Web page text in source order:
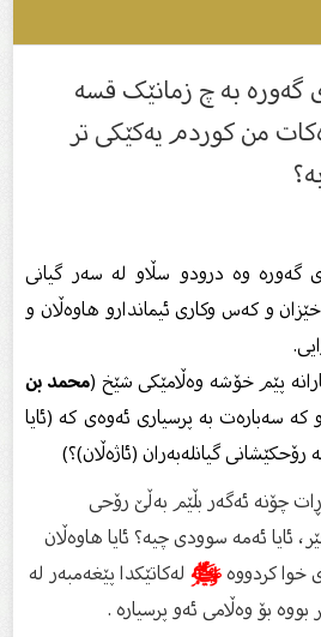
بە چ زمانێک قسە
من کوردم یەکێکى تر
وە درودو سڵاو لە سەر گیانى
و كەس وكارى ئیماندارو هاوەڵان و
پێم خۆشە وەڵامێکى شێخ (محمد بن
سەبارەت بە پرسیارى ئەوەى کە (ئایا
گیانلەبەران (ئاژەڵان)؟)
چۆنە ئەگەر بڵێم بەڵێ‌ رۆحی
ئایا ئەمە سوودی چیە؟ ئایا هاوەڵان
كردووەﷺلەكاتێكدا پێغەمبەر لە
بۆ وەڵامی ئەو پرسیارە .